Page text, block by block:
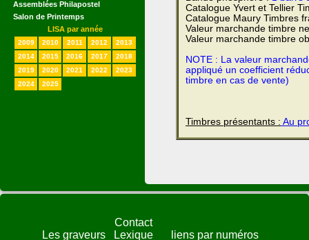
Assemblées Philapostel
Salon de Printemps
LISA par année
2009 2010 2011 2012
2013
2014
2015 2016 2017
2018
2019
2020 2021 2022
2023
2024
2025
Catalogue Yvert et Tellier
Catalogue Maury Timbres
Valeur marchande timbre
Valeur marchande timbre
NOTE : La valeur
appliqué un coefficient
timbre en cas de vente)
Timbres présentants : Au
Les graveurs
Contact
Lexique
liens par numéros